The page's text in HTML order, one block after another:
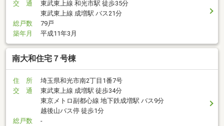
交 通
東武東上線 和光市駅 徒歩35分
東武東上線 成増駅 バス21分
総戸数
79戸
築年月
平成11年3月
南大和住宅７号棟
住 所
埼玉県和光市南2丁目1番7号
交 通
東武東上線 成増駅 徒歩34分
東京メトロ副都心線 地下鉄成増駅 バス9分
越後山バス停 徒歩1分
総戸数
-